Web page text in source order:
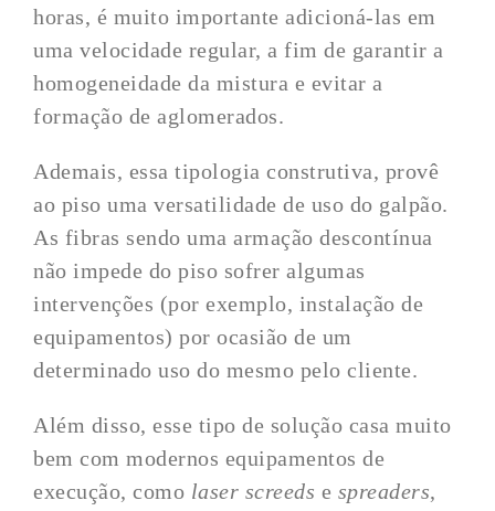
horas, é muito importante adicioná-las em
uma velocidade regular, a fim de garantir a
homogeneidade da mistura e evitar a
formação de aglomerados.
Ademais, essa tipologia construtiva, provê
ao piso uma versatilidade de uso do galpão.
As fibras sendo uma armação descontínua
não impede do piso sofrer algumas
intervenções (por exemplo, instalação de
equipamentos) por ocasião de um
determinado uso do mesmo pelo cliente.
Além disso, esse tipo de solução casa muito
bem com modernos equipamentos de
execução, como laser screeds e spreaders,